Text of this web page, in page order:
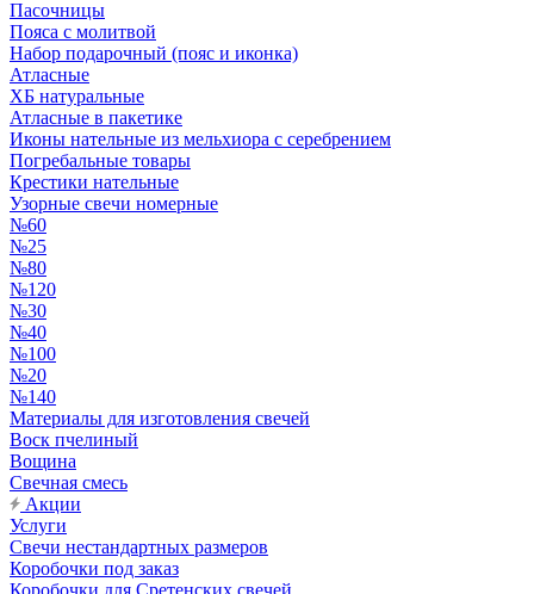
Пасочницы
Пояса с молитвой
Набор подарочный (пояс и иконка)
Атласные
ХБ натуральные
Атласные в пакетике
Иконы нательные из мельхиора с серебрением
Погребальные товары
Крестики нательные
Узорные свечи номерные
№60
№25
№80
№120
№30
№40
№100
№20
№140
Материалы для изготовления свечей
Воск пчелиный
Вощина
Свечная смесь
Акции
Услуги
Свечи нестандартных размеров
Коробочки под заказ
Коробочки для Сретенских свечей